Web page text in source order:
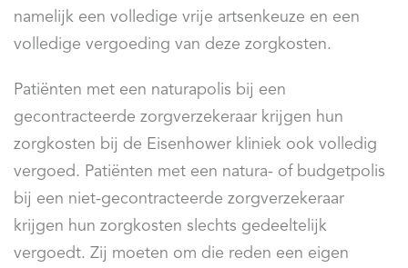
namelijk een volledige vrije artsenkeuze en een
volledige vergoeding van deze zorgkosten.
Patiënten met een naturapolis bij een
gecontracteerde zorgverzekeraar krijgen hun
zorgkosten bij de Eisenhower kliniek ook volledig
vergoed. Patiënten met een natura- of budgetpolis
bij een niet-gecontracteerde zorgverzekeraar
krijgen hun zorgkosten slechts gedeeltelijk
vergoedt. Zij moeten om die reden een eigen